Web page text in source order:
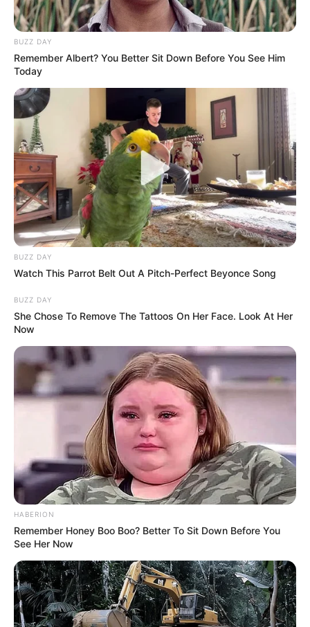
ΔΗΜΟΦΙΛΗ ΑΡΘΡΑ
Η Ρωσία κινητοποίησε το πυρηνικό
υποβρύχιο «K-329 Belgorod» για να
δοκιμάσει την...
Δευτέρα, 3 Οκτωβρίου 2022, 12:38
Η Ρωσία κινητοποίησε το πυρηνικό...
ΓΙΝΕΤΑΙ. ΟΔΗΓΙΕΣ ΓΙΑ
ΑΡΧΑΡΙΟΥΣ ΑΛΛΑ ΚΑΙ
ΣΥΜΒΟΥΛΕΣ ΓΙΑ
ΠΡΟΧΩΡΗΜΕΝΟΥΣ.
Ελλάδα έχει πολύ πετρέλαιο
BUZZ DAY
Remember Albert? You Better Sit Down Before You See Him
Today
BUZZ DAY
Watch This Parrot Belt Out A Pitch-Perfect Beyonce Song
BUZZ DAY
She Chose To Remove The Tattoos On Her Face. Look At Her
Now
HABERION
Remember Honey Boo Boo? Better To Sit Down Before You
See Her Now